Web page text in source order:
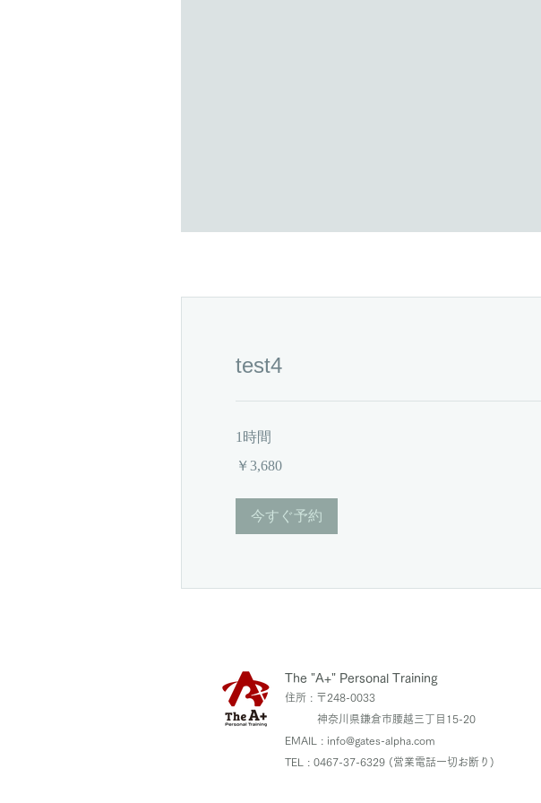
test4
1時間
円
￥3,680
今すぐ予約
The "A+" Personal Training
住所 : 〒248-0033
神奈川県鎌倉市腰越三丁目15-20
EMAIL : info@gates-alpha.com
TEL : 0467-37-6329 (営業電話一切お断り)